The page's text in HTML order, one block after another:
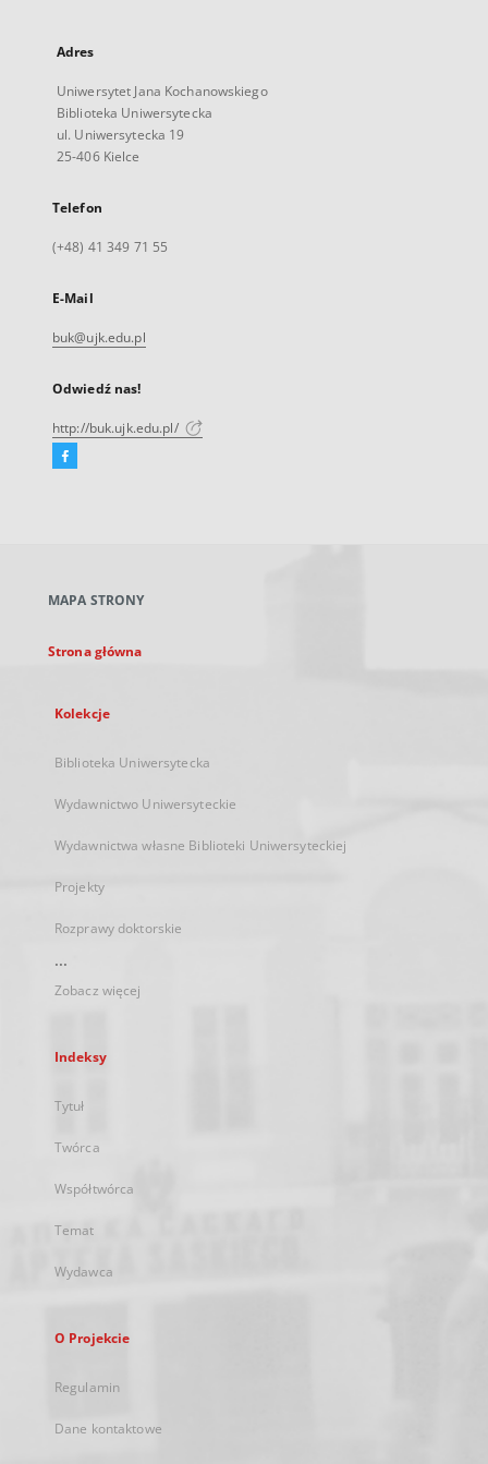
Adres
Uniwersytet Jana Kochanowskiego
Biblioteka Uniwersytecka
ul. Uniwersytecka 19
25-406 Kielce
Telefon
(+48) 41 349 71 55
E-Mail
buk@ujk.edu.pl
Odwiedź nas!
http://buk.ujk.edu.pl/
Facebook
karcie
MAPA STRONY
Strona główna
Kolekcje
Biblioteka Uniwersytecka
Wydawnictwo Uniwersyteckie
Wydawnictwa własne Biblioteki Uniwersyteckiej
Projekty
Rozprawy doktorskie
...
Zobacz więcej
Indeksy
Tytuł
Twórca
Współtwórca
Temat
Wydawca
O Projekcie
Regulamin
Dane kontaktowe